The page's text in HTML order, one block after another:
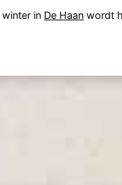
winter in De Haan wordt